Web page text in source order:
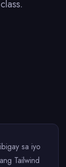
sa iyo
Tailwind